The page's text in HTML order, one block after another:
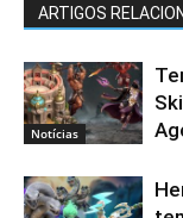
ARTIGOS
Notícias